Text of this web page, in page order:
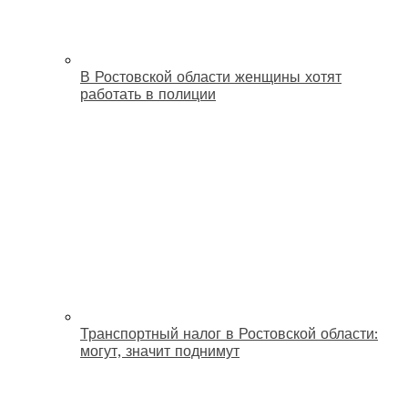
В Ростовской области женщины хотят
работать в полиции
Транспортный налог в Ростовской области:
могут, значит поднимут